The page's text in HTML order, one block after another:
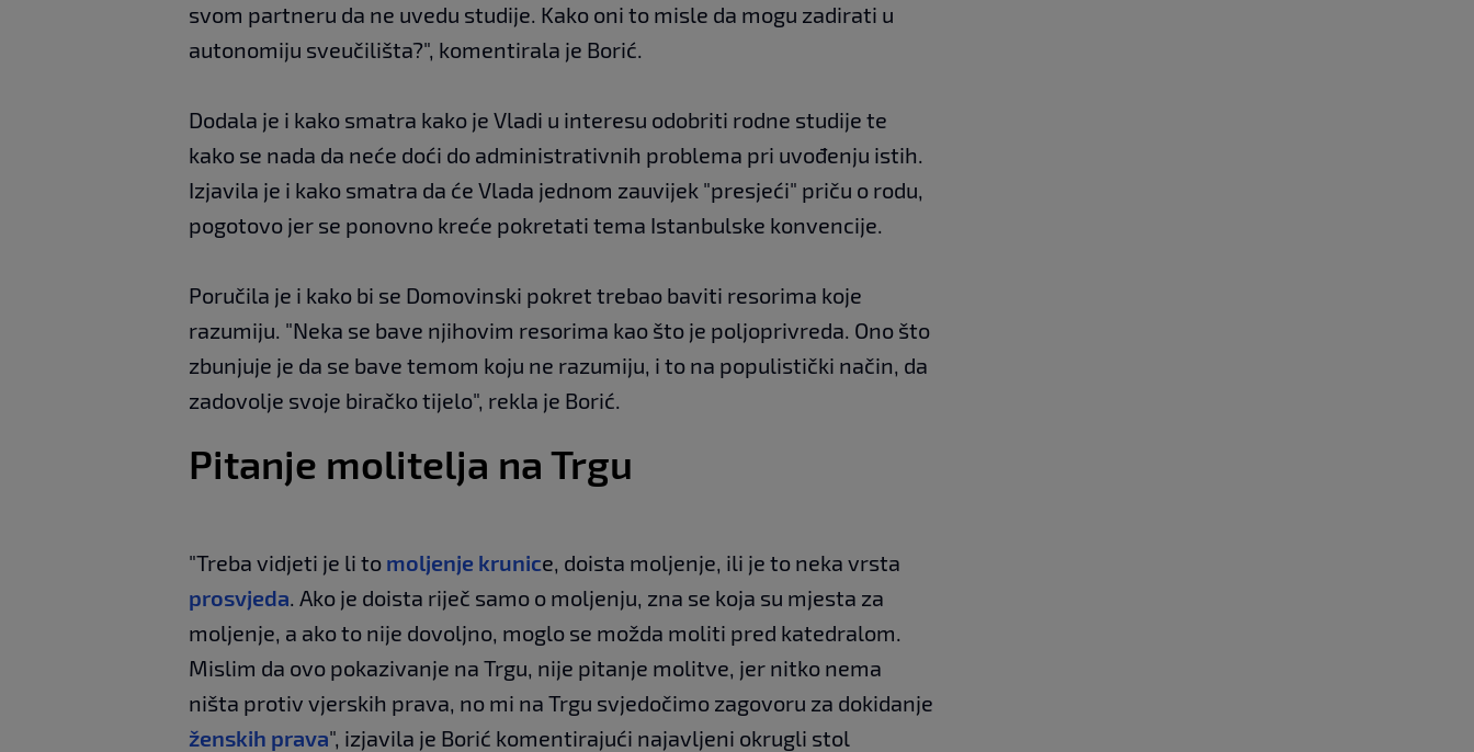
svom partneru da ne uvedu studije. Kako oni to misle da mogu zadirati u
autonomiju sveučilišta?", komentirala je Borić.
Dodala je i kako smatra kako je Vladi u interesu odobriti rodne studije te
kako se nada da neće doći do administrativnih problema pri uvođenju istih.
Izjavila je i kako smatra da će Vlada jednom zauvijek "presjeći" priču o rodu,
pogotovo jer se ponovno kreće pokretati tema Istanbulske konvencije.
Poručila je i kako bi se Domovinski pokret trebao baviti resorima koje
razumiju. "Neka se bave njihovim resorima kao što je poljoprivreda. Ono što
zbunjuje je da se bave temom koju ne razumiju, i to na populistički način, da
zadovolje svoje biračko tijelo", rekla je Borić.
Pitanje molitelja na Trgu
"Treba vidjeti je li to moljenje krunice, doista moljenje, ili je to neka vrsta
prosvjeda. Ako je doista riječ samo o moljenju, zna se koja su mjesta za
moljenje, a ako to nije dovoljno, moglo se možda moliti pred katedralom.
Mislim da ovo pokazivanje na Trgu, nije pitanje molitve, jer nitko nema
ništa protiv vjerskih prava, no mi na Trgu svjedočimo zagovoru za dokidanje
ženskih prava", izjavila je Borić komentirajući najavljeni okrugli stol